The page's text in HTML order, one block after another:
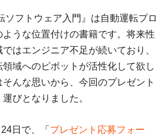
ソフトウェア入門』は自動運転プロ
うな位置付けの書籍です。将来性
はエンジニア不足が続いており、
域へのピボットが活性化して欲し
んな思いから、今回のプレゼント
びとなりました。
日で、「 プレゼント応募フォー